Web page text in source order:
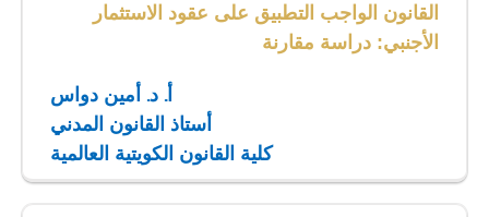
القانون الواجب التطبيق على عقود الاستثمار
الأجنبي: دراسة مقارنة
أ. د. أمين دواس
أستاذ القانون المدني
كلية القانون الكويتية العالمية